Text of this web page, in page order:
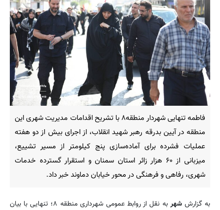
فاطمه تنهایی شهردار منطقه۸ با تشریح اقدامات مدیریت شهری این
منطقه در آیین بدرقه رهبر شهید انقلاب، از اجرای بیش از دو هفته
عملیات فشرده برای آماده‌سازی پنج کیلومتر از مسیر تشییع،
میزبانی از ۶۰ هزار زائر استان سمنان و استقرار گسترده خدمات
شهری، رفاهی و فرهنگی در محور خیابان دماوند خبر داد.
به گزارش شهر
به نقل از روابط عمومی شهرداری منطقه ۸؛ تنهایی با بیان